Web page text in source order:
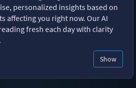
personalized insights based on
affecting you right now. Our AI
fresh each day with clarity
Show